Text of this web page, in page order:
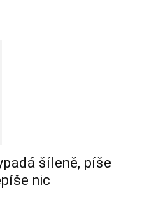
šíleně, píše
nic